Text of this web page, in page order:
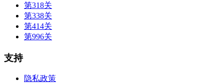
第318关
第338关
第414关
第996关
支持
隐私政策